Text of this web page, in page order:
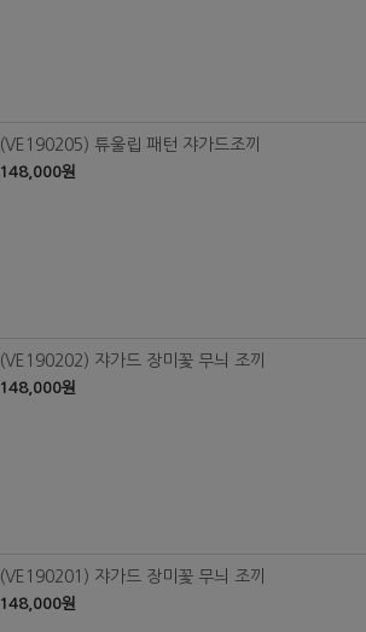
(VE190205) 튜울립 패턴 쟈가드조끼
148,000원
(VE190202) 쟈가드 장미꽃 무늬 조끼
148,000원
(VE190201) 쟈가드 장미꽃 무늬 조끼
148,000원